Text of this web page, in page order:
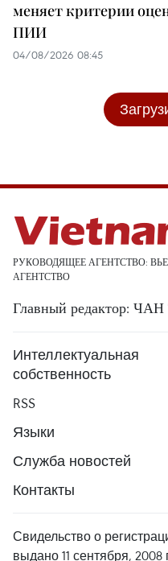
меняет критерии
ПИИ
04/08/2026 08:45
РУКОВОДЯЩЕЕ АГЕНТСТВО:
АГЕНТСТВО
Главный редактор:
Интеллектуальная
собственность
RSS
Языки
Служба новостей
Контакты
Свидельство о
выдано 11 сентября,